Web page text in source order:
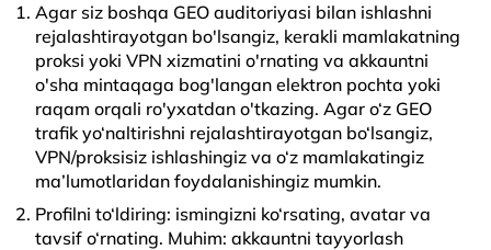
Agar siz boshqa GEO auditoriyasi bilan ishlashni
rejalashtirayotgan bo'lsangiz, kerakli mamlakatning
proksi yoki VPN xizmatini o'rnating va akkauntni
o'sha mintaqaga bog'langan elektron pochta yoki
raqam orqali ro'yxatdan o'tkazing. Agar o‘z GEO
trafik yo‘naltirishni rejalashtirayotgan bo‘lsangiz,
VPN/proksisiz ishlashingiz va o‘z mamlakatingiz
ma’lumotlaridan foydalanishingiz mumkin.
Profilni to‘ldiring: ismingizni ko‘rsating, avatar va
tavsif o‘rnating. Muhim: akkauntni tayyorlash